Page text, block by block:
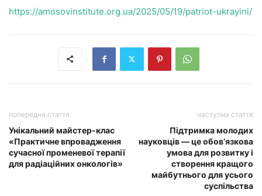
https://amosovinstitute.org.ua/2025/05/19/patriot-ukrayini/
попередня стаття
Унікальний майстер-клас
«Практичне впровадження
сучасної променевої терапії
для радіаційних онкологів»
наступна стаття
Підтримка молодих
науковців — це обовʼязкова
умова для розвитку і
створення кращого
майбутнього для усього
суспільства